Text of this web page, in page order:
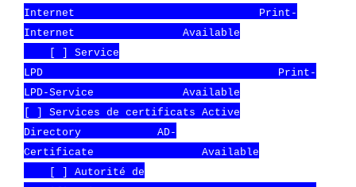
Internet Print-
Internet Available
[ ] Service
LPD Print-
LPD-Service Available
[ ] Services de certificats Active
Directory AD-
Certificate Available
[ ] Autorité de